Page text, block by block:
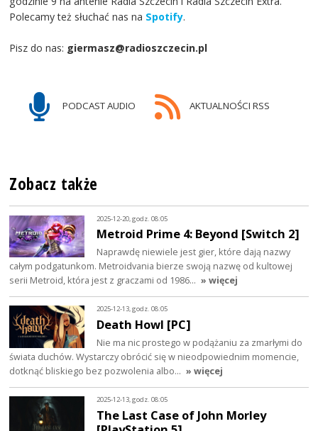
Polecamy też słuchać nas na Spotify.
Pisz do nas: giermasz@radioszczecin.pl
PODCAST AUDIO AKTUALNOŚCI RSS
Zobacz także
2025-12-20, godz. 08:05
Metroid Prime 4: Beyond [Switch 2]
Naprawdę niewiele jest gier, które dają nazwy
całym podgatunkom. Metroidvania bierze swoją nazwę od kultowej
serii Metroid, która jest z graczami od 1986… » więcej
2025-12-13, godz. 08:05
Death Howl [PC]
Nie ma nic prostego w podążaniu za zmarłymi do
świata duchów. Wystarczy obrócić się w nieodpowiednim momencie,
dotknąć bliskiego bez pozwolenia albo… » więcej
2025-12-13, godz. 08:05
The Last Case of John Morley